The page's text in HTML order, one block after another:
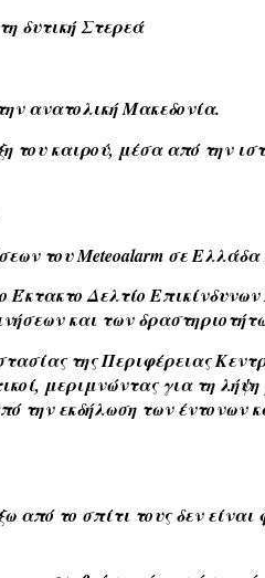
δυτική Στερεά
ανατολική Μακεδονία.
του καιρού, μέσα από την
του Meteoalarm σε
Έκτακτο Δελτίο
και των
της Περιφέρειας
μεριμνώντας για τη
την εκδήλωση των έντονων
από το σπίτι τους δεν